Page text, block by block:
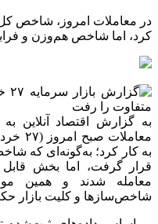
در معاملات امروز، شاخص
کرد، اما شاخص هم‌وزن و
به گزارش اقتصاد آنلاین به
به کار کرد؛ به‌گونه‌ای که
قرار گرفت، اما بخش قابل
معامله شدند و همین
شاخص‌ساز‌ها و کلیت بازار